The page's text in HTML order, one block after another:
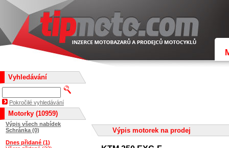
Výpis motorek na prodej
Vyhledávání
Pokročilé vyhledávání
Motorky (10959)
Výpis všech nabídek
Schránka (0)
Dnes přidané (1)